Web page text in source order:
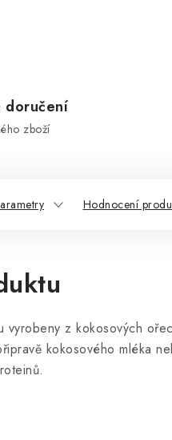
doručení
zboží
Hodnocení
vyrobeny z kokosových
kokosového mléka